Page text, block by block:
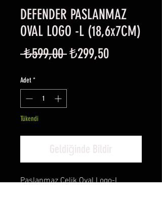
DEFENDER PASLANMAZ
OVAL LOGO -L (18,6x7CM)
₺599,00 Normal
₺299,50İndirimli
Adet *
Tükendi
Geldiğinde Bildir
Paslanmaz Çelik Oval Logo-L